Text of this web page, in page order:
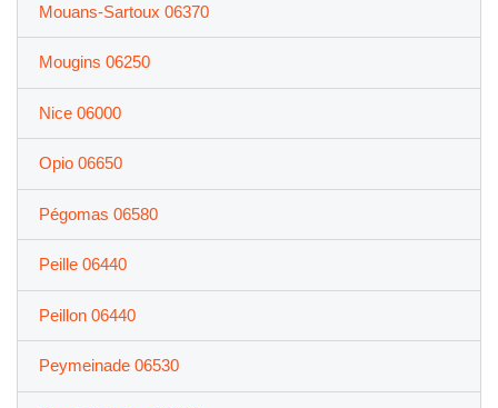
Mouans-Sartoux 06370
Mougins 06250
Nice 06000
Opio 06650
Pégomas 06580
Peille 06440
Peillon 06440
Peymeinade 06530